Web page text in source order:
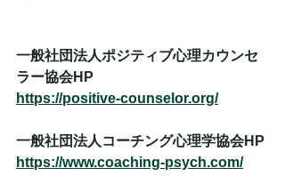
一般社団法人ポジティブ心理カウンセ
ラー協会HP
https://positive-counselor.org/
一般社団法人コーチング心理学協会HP
https://www.coaching-psych.com/